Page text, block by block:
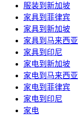
服装到新加坡
家具到菲律宾
家具到新加坡
家具到马来西亚
家具到印尼
家电到新加坡
家电到马来西亚
家电到菲律宾
家电到印尼
家电